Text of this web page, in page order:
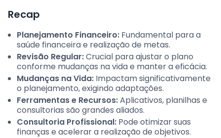
Recap
Planejamento Financeiro: Fundamental para a
saúde financeira e realização de metas.
Revisão Regular:Crucial para ajustar o plano
conforme mudanças na vida e manter a eficácia.
Mudanças na Vida: Impactam significativamente
o planejamento, exigindo adaptações.
Ferramentas e Recursos:Aplicativos, planilhas e
consultorias são grandes aliados.
Consultoria Profissional: Pode otimizar suas
finanças e acelerar a realização de objetivos.